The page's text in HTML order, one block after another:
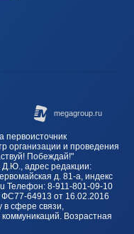
первоисточник
организации и проведения
Побеждай!"
Д.Ю., адрес редакции:
д. 81-а, индекс
Телефон: 8-911-801-09-10
64913 от 16.02.2016
сфере связи,
Возрастная